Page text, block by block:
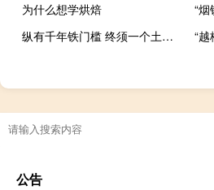
为什么想学烘焙
“
纵有千年铁门槛 终须一个土馒头什么梗
“
公告